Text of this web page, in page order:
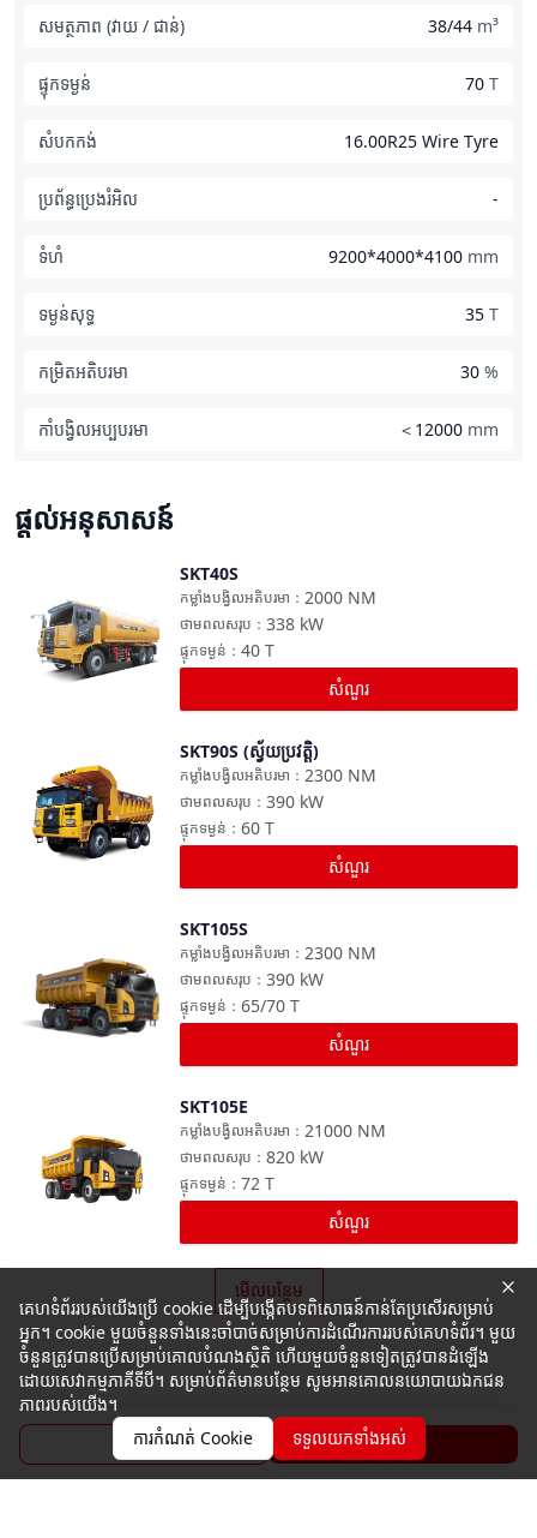
សមត្ថភាព (វាយ / ជាន់) 38/44 m³
ផ្ទុកទម្ងន់ 70 T
សំបកកង់ 16.00R25 Wire Tyre
ប្រព័ន្ធប្រេងរំអិល -
ទំហំ 9200*4000*4100 mm
ទម្ងន់​សុទ្ធ 35 T
កម្រិតអតិបរមា 30 %
កាំបង្វិលអប្បបរមា ＜12000 mm
ផ្តល់អនុសាសន៍
SKT40S
2000 NM
កម្លាំងបង្វិលអតិបរមា ：
338 kW
ថាមពលសរុប ：
40 T
ផ្ទុកទម្ងន់ ：
សំណួរ
ប្រៀបធៀប
SKT90S (ស្វ័យប្រវត្តិ)
2300 NM
កម្លាំងបង្វិលអតិបរមា ：
390 kW
ថាមពលសរុប ：
60 T
ផ្ទុកទម្ងន់ ：
សំណួរ
SKT105S
2300 NM
កម្លាំងបង្វិលអតិបរមា ：
390 kW
ថាមពលសរុប ：
65/70 T
ផ្ទុកទម្ងន់ ：
សំណួរ
SKT105E
21000 NM
កម្លាំងបង្វិលអតិបរមា ：
820 kW
ថាមពលសរុប ：
72 T
ផ្ទុកទម្ងន់ ：
សំណួរ
មើលបន្ថែម
ប្រូសួរ សំណួរ
គេហទំព័ររបស់យើងប្រើ cookie ដើម្បីបង្កើតបទពិសោធន៍កាន់តែប្រសើរសម្រាប់
អ្នក។ cookie មួយចំនួនទាំងនេះចាំបាច់សម្រាប់ការដំណើរការរបស់គេហទំព័រ។ មួយ
ចំនួនត្រូវបានប្រើសម្រាប់គោលបំណងស្ថិតិ ហើយមួយចំនួនទៀតត្រូវបានដំឡើង
ដោយសេវាកម្មភាគីទីបី។ សម្រាប់ព័ត៌មានបន្ថែម សូមអានគោលនយោបាយឯកជន
ភាពរបស់យើង។
ការកំណត់ Cookie
ទទួលយកទាំងអស់